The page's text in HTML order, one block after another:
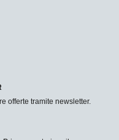
offerte tramite newsletter.